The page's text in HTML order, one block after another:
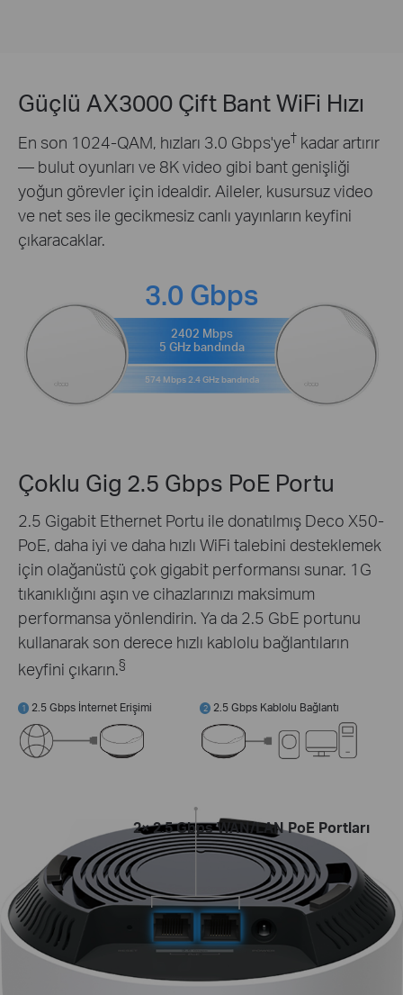
Güçlü AX3000 Çift Bant WiFi Hızı
En son 1024-QAM, hızları 3.0 Gbps'ye† kadar artırır
— bulut oyunları ve 8K video gibi bant genişliği
yoğun görevler için idealdir. Aileler, kusursuz video
ve net ses ile gecikmesiz canlı yayınların keyfini
çıkaracaklar.
3.0 Gbps
2402 Mbps
5 GHz bandında
574 Mbps 2.4 GHz bandında
Çoklu Gig 2.5 Gbps PoE Portu
2.5 Gigabit Ethernet Portu ile donatılmış Deco X50-
PoE, daha iyi ve daha hızlı WiFi talebini desteklemek
için olağanüstü çok gigabit performansı sunar. 1G
tıkanıklığını aşın ve cihazlarınızı maksimum
performansa yönlendirin. Ya da 2.5 GbE portunu
kullanarak son derece hızlı kablolu bağlantıların
keyfini çıkarın.§
1 2.5 Gbps İnternet Erişimi 2 2.5 Gbps Kablolu Bağlantı
2× 2.5 Gbps WAN/LAN PoE Portları